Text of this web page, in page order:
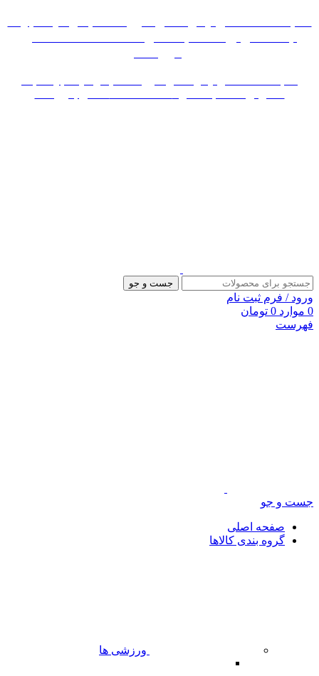
جست و جو
ورود / فرم ثبت نام
0 موارد 0 تومان
فهرست
جست و جو
صفحه اصلی
گروه بندی کالاها
ورزشی ها